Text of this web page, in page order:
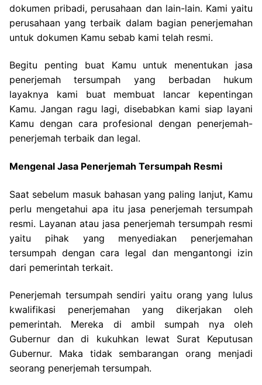
dokumen pribadi, perusahaan dan lain-lain. Kami yaitu
perusahaan yang terbaik dalam bagian penerjemahan
untuk dokumen Kamu sebab kami telah resmi.
Begitu penting buat Kamu untuk menentukan jasa
penerjemah tersumpah yang berbadan hukum
layaknya kami buat membuat lancar kepentingan
Kamu. Jangan ragu lagi, disebabkan kami siap layani
Kamu dengan cara profesional dengan penerjemah-
penerjemah terbaik dan legal.
Mengenal Jasa Penerjemah Tersumpah Resmi
Saat sebelum masuk bahasan yang paling lanjut, Kamu
perlu mengetahui apa itu jasa penerjemah tersumpah
resmi. Layanan atau jasa penerjemah tersumpah resmi
yaitu pihak yang menyediakan penerjemahan
tersumpah dengan cara legal dan mengantongi izin
dari pemerintah terkait.
Penerjemah tersumpah sendiri yaitu orang yang lulus
kwalifikasi penerjemahan yang dikerjakan oleh
pemerintah. Mereka di ambil sumpah nya oleh
Gubernur dan di kukuhkan lewat Surat Keputusan
Gubernur. Maka tidak sembarangan orang menjadi
seorang penerjemah tersumpah.